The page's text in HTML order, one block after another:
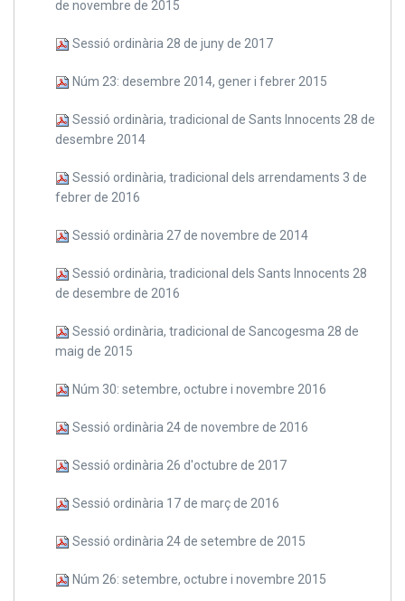
de novembre de 2015
Sessió ordinària 28 de juny de 2017
Núm 23: desembre 2014, gener i febrer 2015
Sessió ordinària, tradicional de Sants Innocents 28 de
desembre 2014
Sessió ordinària, tradicional dels arrendaments 3 de
febrer de 2016
Sessió ordinària 27 de novembre de 2014
Sessió ordinària, tradicional dels Sants Innocents 28
de desembre de 2016
Sessió ordinària, tradicional de Sancogesma 28 de
maig de 2015
Núm 30: setembre, octubre i novembre 2016
Sessió ordinària 24 de novembre de 2016
Sessió ordinària 26 d'octubre de 2017
Sessió ordinària 17 de març de 2016
Sessió ordinària 24 de setembre de 2015
Núm 26: setembre, octubre i novembre 2015